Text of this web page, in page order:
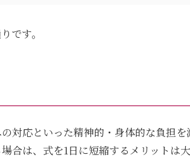
です。
対応といった精神的・身体的な負担を
合は、式を1 日に短縮するメリットは